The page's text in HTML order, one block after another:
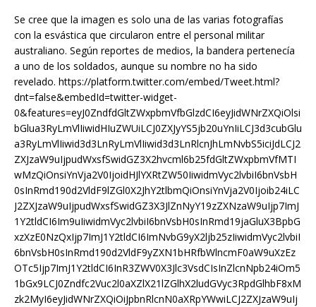
Se cree que la imagen es solo una de las varias fotografías
con la esvástica que circularon entre el personal militar
australiano. Según reportes de medios, la bandera pertenecía
a uno de los soldados, aunque su nombre no ha sido
revelado. https://platform.twitter.com/embed/Tweet.html?
dnt=false&embedId=twitter-widget-
0&features=eyJ0ZndfdGltZWxpbmVfbGlzdCI6eyJidWNrZXQiOlsi
bGlua3RyLmVlIiwidHIuZWUiLCJ0ZXJyYS5jb20uYnIiLCJ3d3cubGlu
a3RyLmVlIiwid3d3LnRyLmVlIiwid3d3LnRlcnJhLmNvbS5iciJdLCJ2
ZXJzaW9uIjpudWxsfSwidGZ3X2hvcml6b25fdGltZWxpbmVfMTI
wMzQiOnsiYnVja2V0IjoidHJlYXRtZW50IiwidmVyc2lvbiI6bnVsbH
0sInRmd190d2VldF9lZGl0X2JhY2tlbmQiOnsiYnVja2V0Ijoib24iLC
J2ZXJzaW9uIjpudWxsfSwidGZ3X3JlZnNyY19zZXNzaW9uIjp7ImJ
1Y2tldCI6Im9uIiwidmVyc2lvbiI6bnVsbH0sInRmd19jaGluX3BpbG
xzXzE0NzQxIjp7ImJ1Y2tldCI6ImNvbG9yX2ljb25zIiwidmVyc2lvbiI
6bnVsbH0sInRmd190d2VldF9yZXN1bHRfbWlncmF0aW9uXzEz
OTc5Ijp7ImJ1Y2tldCI6InR3ZWV0X3Jlc3VsdCIsInZlcnNpb24iOm5
1bGx9LCJ0Zndfc2Vuc2l0aXZlX21lZGlhX2ludGVyc3RpdGlhbF8xM
zk2MyI6eyJidWNrZXQiOiJpbnRlcnN0aXRpYWwiLCJ2ZXJzaW9uIj